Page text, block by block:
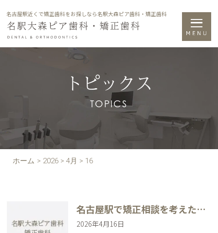
名古屋駅近くで矯正歯科をお探しなら名駅大森ピア歯科・矯正歯科
トピックス
TOPICS
ホーム > 2026 > 4月 > 16
名古屋駅で矯正相談を考えたとき、まず何を相談すればよいのか迷う方へ
2026年4月16日